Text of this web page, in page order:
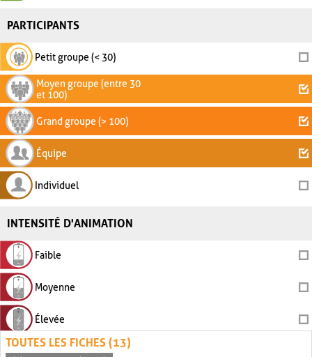
PARTICIPANTS
Petit groupe (< 30)
Moyen groupe (entre 30
et 100)
Grand groupe (> 100)
Équipe
Individuel
INTENSITÉ D'ANIMATION
Faible
Moyenne
Élevée
TOUTES LES FICHES (13)